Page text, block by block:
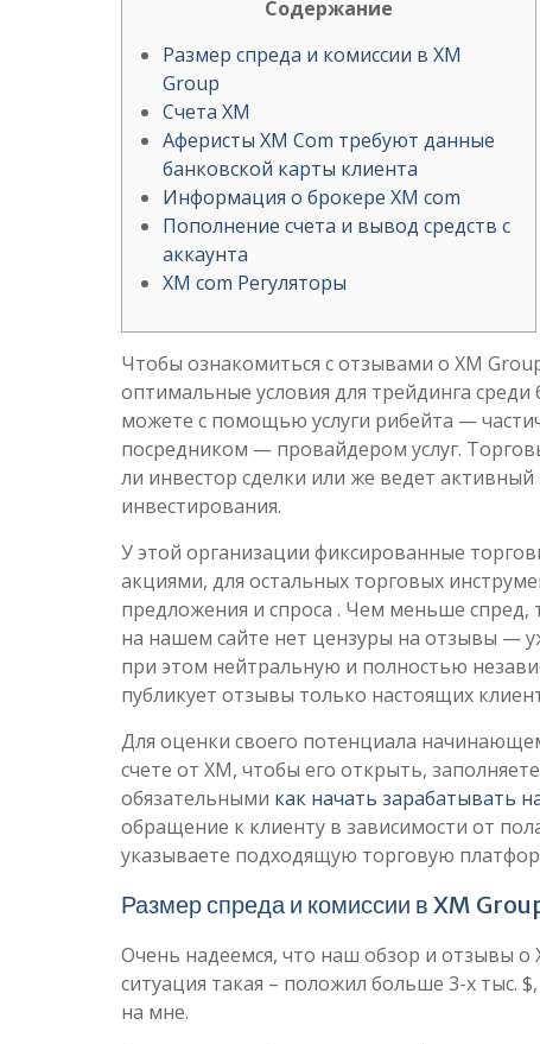
Cодержание
Размер спреда и комиссии в XM
Group
Счета XM
Аферисты XM Com требуют данные
банковской карты клиента
Информация о брокере XM com
Пополнение счета и вывод средств с
аккаунта
XM com Регуляторы
Чтобы ознакомиться с отзывами о XM
оптимальные условия для трейдинга
можете с помощью услуги рибейта —
посредником — провайдером услуг.
ли инвестор сделки или же ведет
инвестирования.
У этой организации фиксированные
акциями, для остальных торговых
предложения и спроса . Чем меньше спред,
на нашем сайте нет цензуры на отзывы —
при этом нейтральную и полностью
публикует отзывы только настоящих
Для оценки своего потенциала
счете от ХМ, чтобы его открыть,
обязательными как начать зарабатывать
обращение к клиенту в зависимости от
указываете подходящую торговую
Размер спреда и комиссии в XM
Очень надеемся, что наш обзор и отзывы о
ситуация такая – положил больше 3-х тыс.
на мне.